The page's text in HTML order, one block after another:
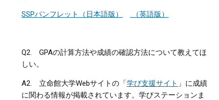
SSPパンフレット（日本語版） （英語版）
Q2. GPAの計算方法や成績の確認方法について教えてほ
しい。
A2. 立命館大学Webサイトの「学び支援サイト 」に成績
に関わる情報が掲載されています。学びステーションま